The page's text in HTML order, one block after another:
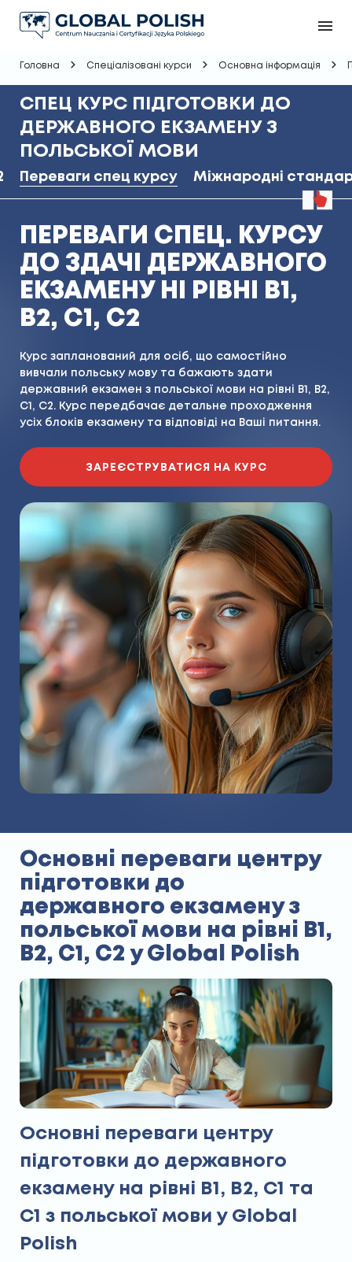
Головна Спеціалізовані курси Основна інформація
СПЕЦ КУРС ПІДГОТОВКИ ДО
ДЕРЖАВНОГО ЕКЗАМЕНУ З
ПОЛЬСЬКОЇ МОВИ
Переваги спец курсу Міжнародні
ПЕРЕВАГИ СПЕЦ. КУРСУ
ДО ЗДАЧІ ДЕРЖАВНОГО
ЕКЗАМЕНУ НІ РІВНІ В1,
В2, С1, С2
Курс запланований для осіб, що самостійно
вивчали польську мову та бажають здати
державний екзамен з польської мови на рівні В1, В2,
С1, С2. Курс передбачає детальне проходження
усіх блоків екзамену та відповіді на Ваші питання.
ЗАРЕЄСТРУВАТИСЯ НА КУРС
Основні переваги центру
підготовки до
державного екзамену з
польської мови на рівні В1,
В2, С1, С2 у Global Polish
Основні переваги центру
підготовки до державного
екзамену на рівні В1, В2, С1 та
С1 з польської мови у Global
Polish